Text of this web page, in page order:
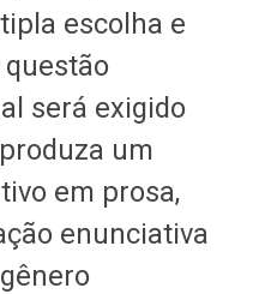
escolha e
será exigido
um
em prosa,
enunciativa